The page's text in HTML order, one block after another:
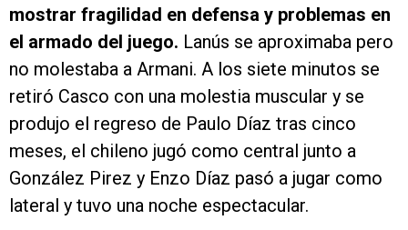
mostrar fragilidad en defensa y problemas en
el armado del juego. Lanús se aproximaba pero
no molestaba a Armani. A los siete minutos se
retiró Casco con una molestia muscular y se
produjo el regreso de Paulo Díaz tras cinco
meses, el chileno jugó como central junto a
González Pirez y Enzo Díaz pasó a jugar como
lateral y tuvo una noche espectacular.